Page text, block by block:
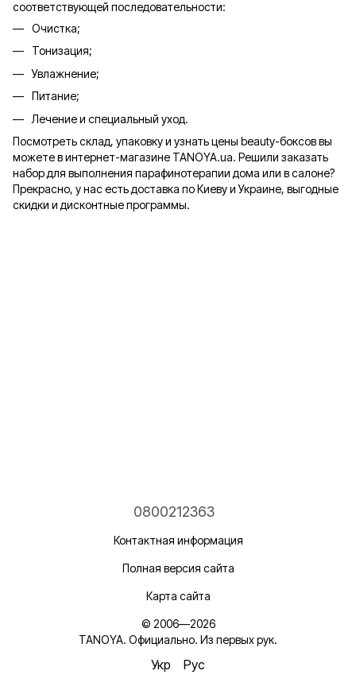
соответствующей последовательности:
Очистка;
Тонизация;
Увлажнение;
Питание;
Лечение и специальный уход.
Посмотреть склад, упаковку и узнать цены beauty-боксов вы
можете в интернет-магазине TANOYA.ua. Решили заказать
набор для выполнения парафинотерапии дома или в салоне?
Прекрасно, у нас есть доставка по Киеву и Украине, выгодные
скидки и дисконтные программы.
0800212363
Контактная информация
Полная версия сайта
Карта сайта
© 2006—2026
TANOYA. Официально. Из первых рук.
Укр Рус